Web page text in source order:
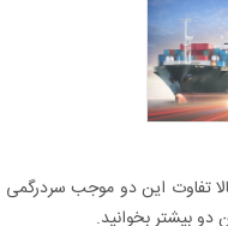
تفاوت این دو موجب سردرگمی
دو بیشتر بخوانید.